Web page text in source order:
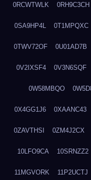
0RCWTWLK 0RH9C3CH
0SA9HP4L 0T1MPQXC
0TWV72OF 0U01AD7B
0V2IXSF4 0V3N6SQF
0W58MBQO
0X4GG1J6 0XAANC43
0ZAVTHSI 0ZM4J2CX
10LFO9CA 10SRNZZ2
11MGVORK 11P2UCTJ